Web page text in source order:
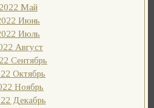
2022 Май
Июнь
Июль
Август
Сентябрь
Октябрь
Ноябрь
Декабрь